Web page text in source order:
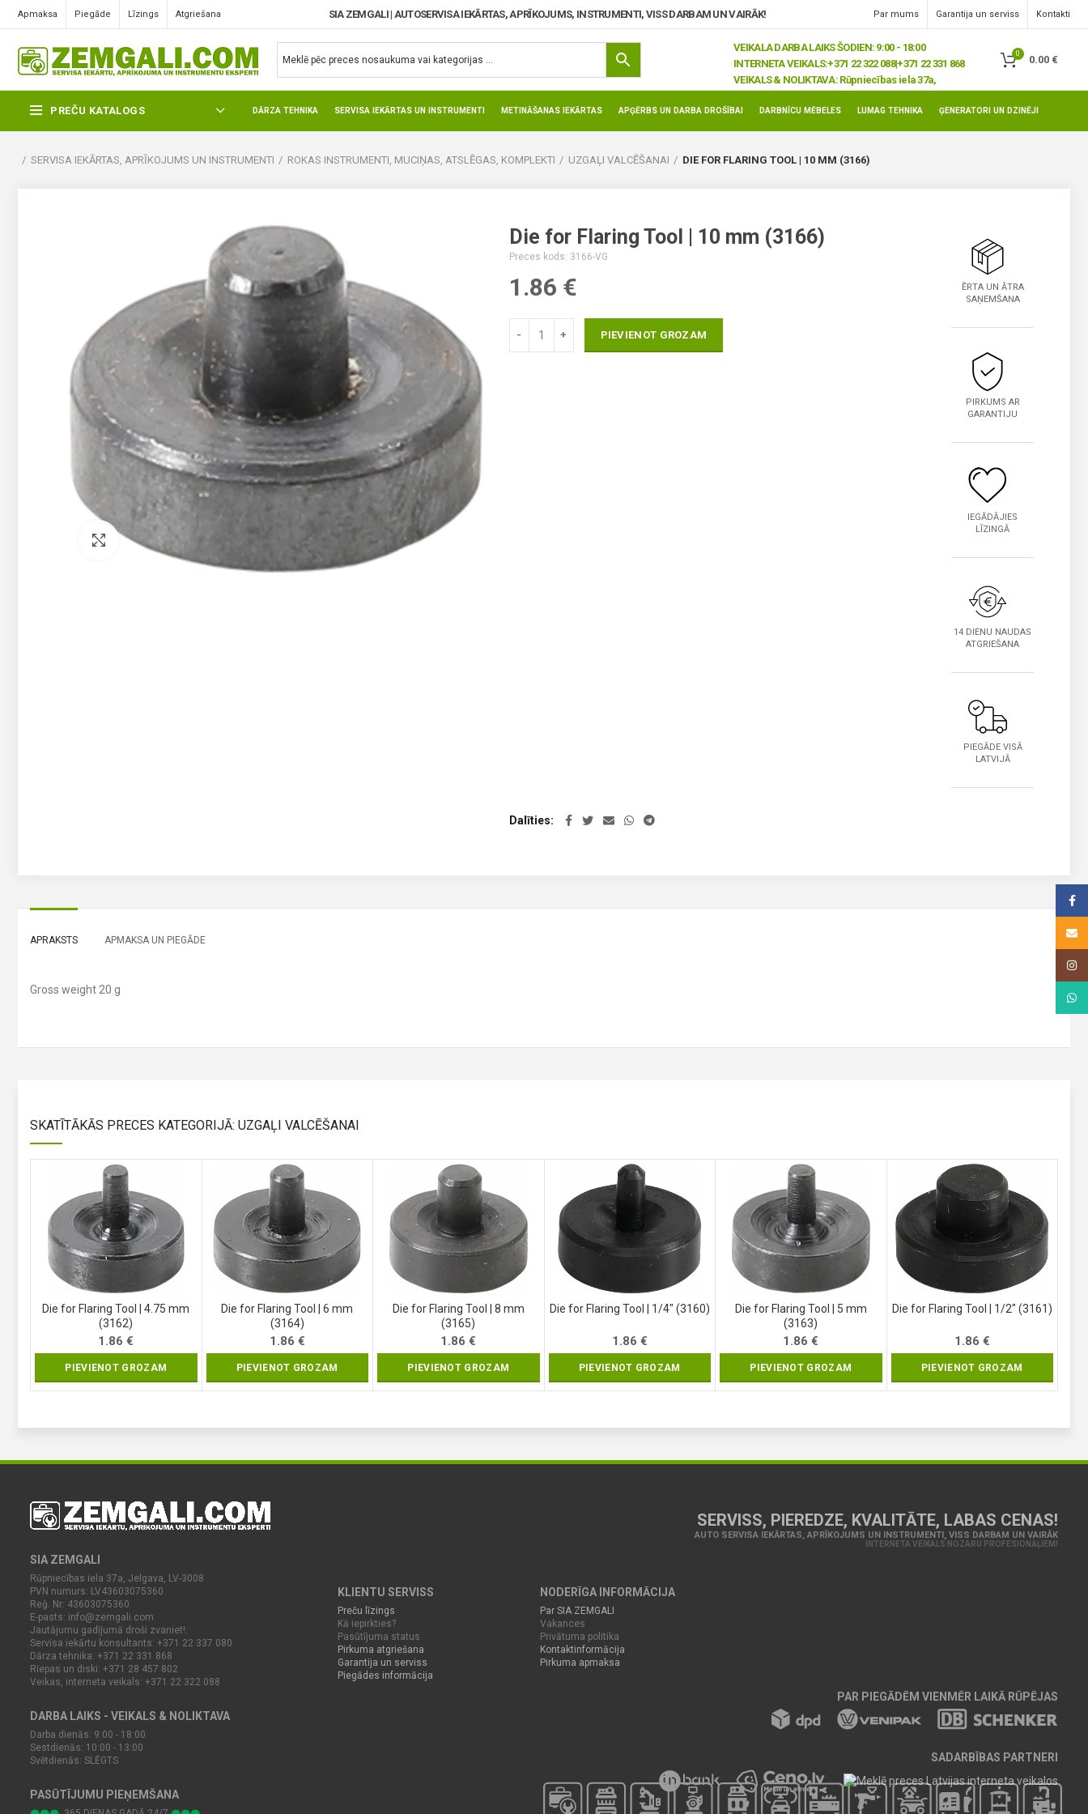
Apmaksa Piegāde Līzings Atgriešana SIA ZEMGALI | AUTOSERVISA IEKĀRTAS, APRĪKOJUMS, INSTRUMENTI, VISS DARBAM UN VAIRĀK! Par mums Garantija un serviss Kontakti
VEIKALA DARBA LAIKS ŠODIEN: 9:00 - 18:00
INTERNETA VEIKALS:+371 22 322 088|+371 22 331 868
VEIKALS & NOLIKTAVA: Rūpniecības iela 37a,
0
0.00 €
PREČU KATALOGS DĀRZA TEHNIKA SERVISA IEKĀRTAS UN INSTRUMENTI METINĀŠANAS IEKĀRTAS APĢĒRBS UN DARBA DROŠĪBAI DARBNĪCU MĒBELES LUMAG TEHNIKA ĢENERATORI UN DZINĒJI
SERVISA IEKĀRTAS, APRĪKOJUMS UN INSTRUMENTI ROKAS INSTRUMENTI, MUCIŅAS, ATSLĒGAS, KOMPLEKTI UZGAĻI VALCĒŠANAI DIE FOR FLARING TOOL | 10 MM (3166)
Pietuvināt
Die for Flaring Tool | 10 mm (3166)
Preces kods: 3166-VG
1.86 €
PIEVIENOT GROZAM
Dalīties
ĒRTA UN ĀTRA
SAŅEMŠANA
PIRKUMS AR
GARANTIJU
IEGĀDĀJIES
LĪZINGĀ
14 DIENU NAUDAS
ATGRIEŠANA
PIEGĀDE VISĀ
LATVIJĀ
APRAKSTS APMAKSA UN PIEGĀDE
Gross weight 20 g
SKATĪTĀKĀS PRECES KATEGORIJĀ: UZGAĻI VALCĒŠANAI
Die for Flaring Tool | 4.75 mm
(3162)
1.86€
PIEVIENOT GROZAM
Die for Flaring Tool | 6 mm
(3164)
1.86 €
PIEVIENOT GROZAM
Die for Flaring Tool | 8 mm
(3165)
1.86€
PIEVIENOT GROZAM
Die for Flaring Tool | 1/4″ (3160)
1.86 €
PIEVIENOT GROZAM
Die for Flaring Tool | 5 mm
(3163)
1.86€
PIEVIENOT GROZAM
Die for Flaring Tool | 1/2″ (3161)
1.86 €
PIEVIENOT GROZAM
SIA ZEMGALI
Rūpniecības iela 37a, Jelgava, LV-3008
PVN numurs: LV43603075360
Reģ. Nr: 43603075360
E-pasts: info@zemgali.com
Jautājumu gadījumā droši zvaniet!:
Servisa iekārtu konsultants: +371 22 337 080
Dārza tehnika: +371 22 331 868
Riepas un diski: +371 28 457 802
Veikas, interneta veikals: +371 22 322 088
DARBA LAIKS - VEIKALS & NOLIKTAVA
Darba dienās: 9:00 - 18:00
Sestdienās: 10:00 - 13:00
Svētdienās: SLĒGTS
PASŪTĪJUMU PIEŅEMŠANA
SERVISS, PIEREDZE, KVALITĀTE, LABAS CENAS!
AUTO SERVISA IEKĀRTAS, APRĪKOJUMS UN INSTRUMENTI, VISS DARBAM UN VAIRĀK
INTERNETA VEIKALS NOZARU PROFESIONĀĻIEM!
KLIENTU SERVISS
Preču līzings
Kā iepirkties?
Pasūtījuma status
Pirkuma atgriešana
Garantija un serviss
Piegādes informācija
NODERĪGA INFORMĀCIJA
Par SIA ZEMGALI
Vakances
Privātuma politika
Kontaktinformācija
Pirkuma apmaksa
PAR PIEGĀDĒM VIENMĒR LAIKĀ RŪPĒJAS
SADARBĪBAS PARTNERI
Email